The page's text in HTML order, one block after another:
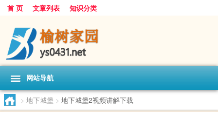
首 页 文章列表 知识分类
网站导航
> 地下城堡 > 地下城堡2视频讲解下载